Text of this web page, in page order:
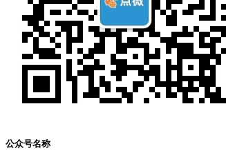
公众号名称